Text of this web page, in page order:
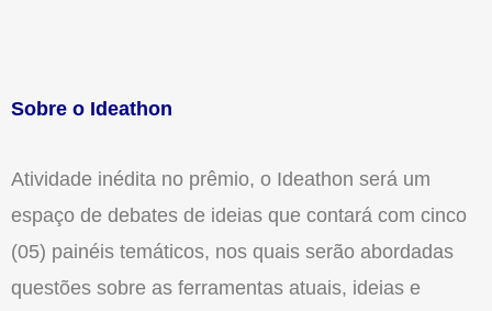
Sobre o Ideathon
Atividade inédita no prêmio, o Ideathon será um
espaço de debates de ideias que contará com cinco
(05) painéis temáticos, nos quais serão abordadas
questões sobre as ferramentas atuais, ideias e